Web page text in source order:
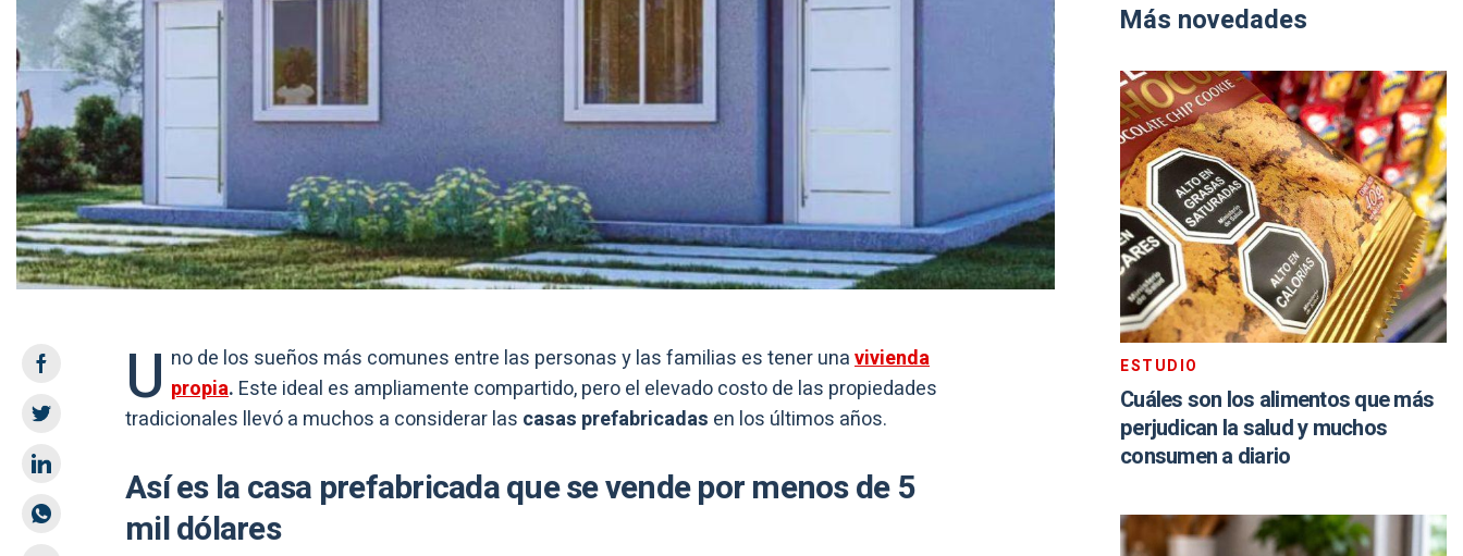
U no de los sueños más comunes entre las personas y las familias es tener unavivienda
propia. Este ideal es ampliamente compartido, pero el elevado costo de las propiedades
tradicionales llevó a muchos a considerar las casas prefabricadas en los últimos años.
Así es la casa prefabricada que se vende por menos de 5
mil dólares
Más novedades
ESTUDIO
Cuáles son los alimentos que más
perjudican la salud y muchos
consumen a diario